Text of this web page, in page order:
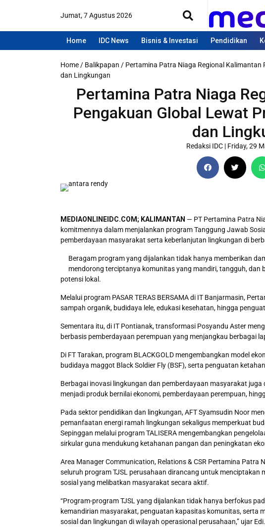
Jumat, 7 Agustus 2026
Home IDC News Bisnis & Investasi Pendidikan
Home / Balikpapan / Pertamina Patra Niaga Regional
dan Lingkungan
Pertamina Patra Niaga
Pengakuan Global Lewat
dan
Redaksi IDC | Friday, 29
MEDIAONLINEIDC.COM; KALIMANTAN — PT Pertamina Patra
komitmennya dalam menjalankan program Tanggung Jawab
pemberdayaan masyarakat serta keberlanjutan lingkungan di
Beragam program yang dijalankan tidak hanya memberikan
mendorong terciptanya komunitas yang mandiri, tangguh,
potensi lokal.
Melalui program PASAR TERAS BERSAMA di IT Banjarmasin,
sampah organik, budidaya lele, edukasi kesehatan, hingga
Sementara itu, di IT Pontianak, transformasi Posyandu Aster
berbasis pemberdayaan perempuan yang menjangkau berbagai
Di FT Tarakan, program BLACKGOLD mengembangkan model
budidaya maggot Black Soldier Fly (BSF), serta penguatan
Berbagai inovasi lingkungan dan pemberdayaan masyarakat
menjadi produk bernilai ekonomi, pemberdayaan perempuan,
Pada sektor pendidikan dan lingkungan, AFT Syamsudin Noor
pemanfaatan energi ramah lingkungan sekaligus memperkuat
Sepinggan melalui program TALISERA mengembangkan
sirkular guna mendukung ketahanan pangan dan peningkatan
Area Manager Communication, Relations & CSR Pertamina Patra
seluruh program TJSL perusahaan dirancang untuk
sosial yang melibatkan masyarakat secara aktif.
“Program-program TJSL yang dijalankan tidak hanya berfokus
kemandirian masyarakat, penguatan kapasitas komunitas, serta
sosial dan lingkungan di wilayah operasional perusahaan,” ujar Edi.